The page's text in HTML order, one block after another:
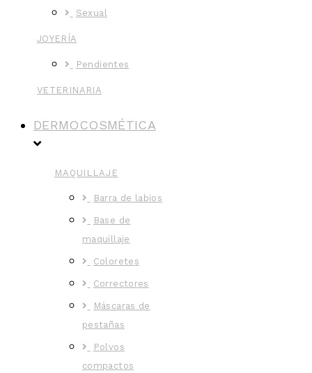
Sexual
JOYERÍA
Pendientes
VETERINARIA
DERMOCOSMÉTICA
MAQUILLAJE
Barra de labios
Base de
maquillaje
Coloretes
Correctores
Máscaras de
pestañas
Polvos
compactos